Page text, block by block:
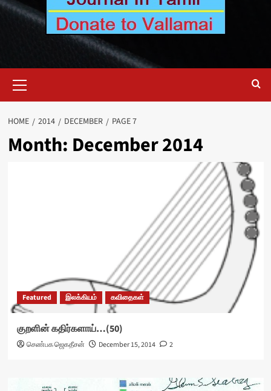
Menu
HOME 2014 DECEMBER PAGE 7
Month: December 2014
Featured இலக்கியம் கவிதைகள்
குறளின் கதிர்களாய்…(50)
செண்பக ஜெகதீசன் December 15, 2014 2